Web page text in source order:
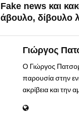
Fake news και
άβουλο, δίβουλο
Γιώργος
Ο Γιώργος
παρουσία στην
ακρίβεια και την